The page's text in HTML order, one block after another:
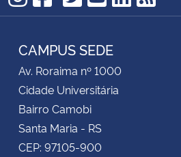
Instagram
Facebook
TikTok
Twitter
YouTube
RSS
CAMPUS SEDE
Av. Roraima nº 1000
Cidade Universitária
Bairro Camobi
Santa Maria - RS
CEP: 97105-900